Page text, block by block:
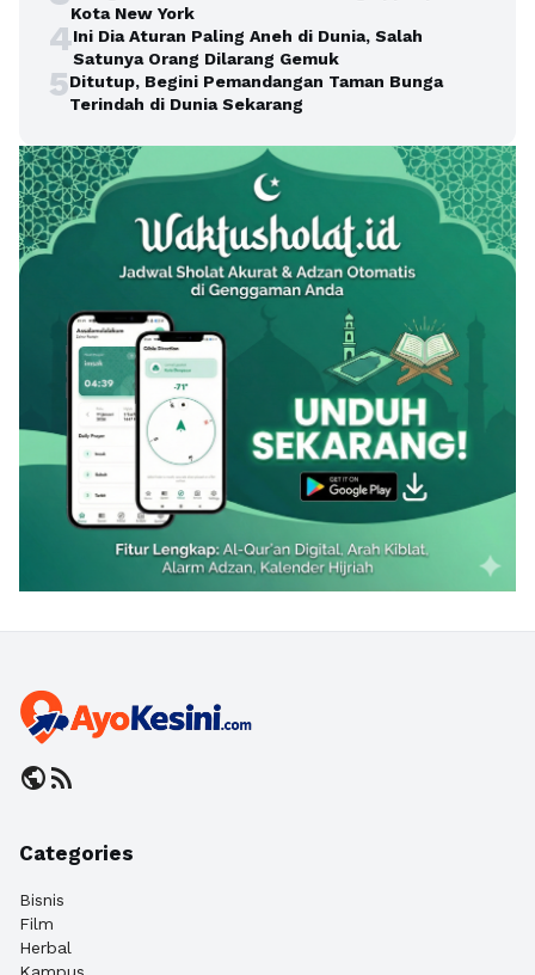
Kota New York
4Ini Dia Aturan Paling Aneh di Dunia, Salah
Satunya Orang Dilarang Gemuk
5Ditutup, Begini Pemandangan Taman Bunga
Terindah di Dunia Sekarang
publicrss_feed
Categories
Bisnis
Film
Herbal